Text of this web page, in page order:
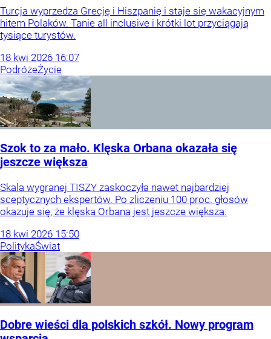
Turcja wyprzedza Grecję i Hiszpanię i staje się wakacyjnym
hitem Polaków. Tanie all inclusive i krótki lot przyciągają
tysiące turystów.
18 kwi 2026 16:07
PodróżeŻycie
Szok to za mało. Klęska Orbana okazała się
jeszcze większa
Skala wygranej TISZY zaskoczyła nawet najbardziej
sceptycznych ekspertów. Po zliczeniu 100 proc. głosów
okazuje się, że klęska Orbana jest jeszcze większa.
18 kwi 2026 15:50
PolitykaŚwiat
Dobre wieści dla polskich szkół. Nowy program